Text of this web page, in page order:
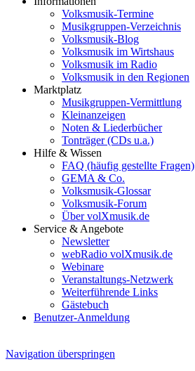
Volksmusik-Termine
Musikgruppen-Verzeichnis
Volksmusik-Blog
Volksmusik im Wirtshaus
Volksmusik im Radio
Volksmusik in den Regionen
Marktplatz
Musikgruppen-Vermittlung
Kleinanzeigen
Noten & Liederbücher
Tonträger (CDs u.a.)
Hilfe & Wissen
FAQ (häufig gestellte Fragen)
GEMA & Co.
Volksmusik-Glossar
Volksmusik-Forum
Über volXmusik.de
Service & Angebote
Newsletter
webRadio volXmusik.de
Webinare
Veranstaltungs-Netzwerk
Weiterführende Links
Gästebuch
Benutzer-Anmeldung
Navigation überspringen